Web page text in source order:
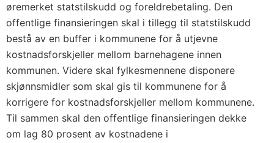
øremerket statstilskudd og foreldrebetaling. Den
offentlige finansieringen skal i tillegg til statstilskudd
bestå av en buffer i kommunene for å utjevne
kostnadsforskjeller mellom barnehagene innen
kommunen. Videre skal fylkesmennene disponere
skjønnsmidler som skal gis til kommunene for å
korrigere for kostnadsforskjeller mellom kommunene.
Til sammen skal den offentlige finansieringen dekke
om lag 80 prosent av kostnadene i